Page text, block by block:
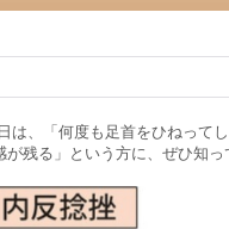
は、「何度も足首をひねって
が残る」という方に、ぜひ知っ